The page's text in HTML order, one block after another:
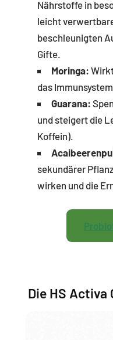
Nährstoffe in
leicht
beschleunigten
Gifte.
Moringa:
das Immunsystem.
Guarana:
und steigert die
Koffein).
sekundärer
wirken und die
Die HS